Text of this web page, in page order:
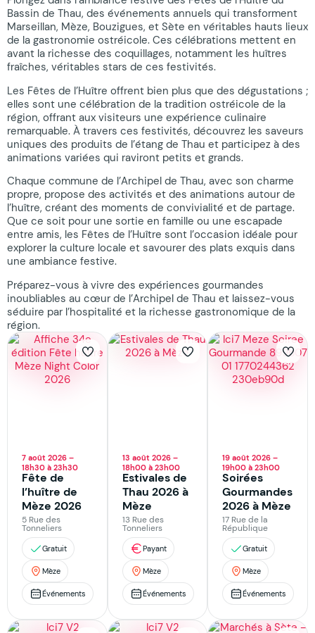
Bassin de Thau, des événements annuels qui transforment
Marseillan, Mèze, Bouzigues, et Sète en véritables hauts lieux
de la gastronomie ostréicole. Ces célébrations mettent en
avant la richesse des coquillages, notamment les huîtres
fraîches, véritables stars de ces festivités.
Les Fêtes de l’Huître offrent bien plus que des dégustations ;
elles sont une célébration de la tradition ostréicole de la
région, offrant aux visiteurs une expérience culinaire
remarquable. À travers ces festivités, découvrez les saveurs
uniques des produits de l’étang de Thau et participez à des
animations variées qui raviront petits et grands.
Chaque commune de l’Archipel de Thau, avec son charme
propre, propose des activités et des animations autour de
l’huître, créant des moments de convivialité et de partage.
Que ce soit pour une sortie en famille ou une escapade
entre amis, les Fêtes de l’Huître sont l’occasion idéale pour
explorer la culture locale et savourer des plats exquis dans
une ambiance festive.
Préparez-vous à vivre des expériences gourmandes
inoubliables au cœur de l’Archipel de Thau et laissez-vous
séduire par l’hospitalité et la richesse gastronomique de la
région.
7 août 2026 –
18h30 à 23h30
Fête de
l’huître de
Mèze 2026
5 Rue des
Tonneliers
Gratuit
Mèze
Événements
13 août 2026 –
18h00 à 23h00
Estivales de
Thau 2026 à
Mèze
13 Rue des
Tonneliers
Payant
Mèze
Événements
19 août 2026 –
19h00 à 23h00
Soirées
Gourmandes
2026 à Mèze
17 Rue de la
République
Gratuit
Mèze
Événements